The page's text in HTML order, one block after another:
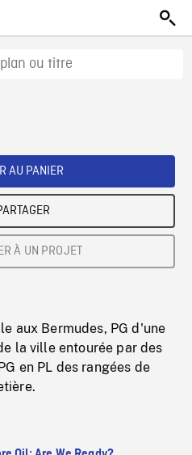
AU PANIER
À UN PROJET
aux Bermudes, PG d'une
la ville entourée par des
en PL des rangées de